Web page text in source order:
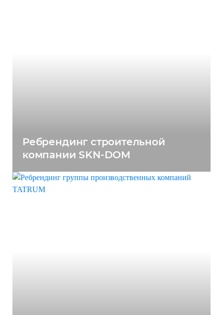
Ребрендинг строительной
компании SKN-DOM